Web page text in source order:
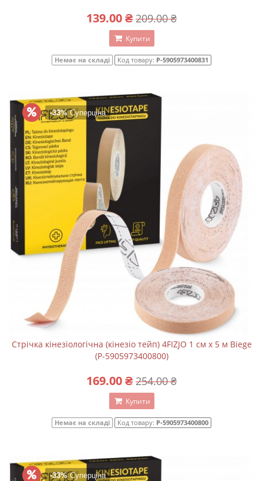
139.00 ₴ 209.00 ₴
Купити
Немає на складі Код товару: P-5905973400831
-33%Суперціна
Стрічка кінезіологічна (кінезіо тейп) 4FIZJO 1 см x 5 м Biege
(P-5905973400800)
169.00 ₴ 254.00 ₴
Купити
Немає на складі Код товару: P-5905973400800
-33%Суперціна